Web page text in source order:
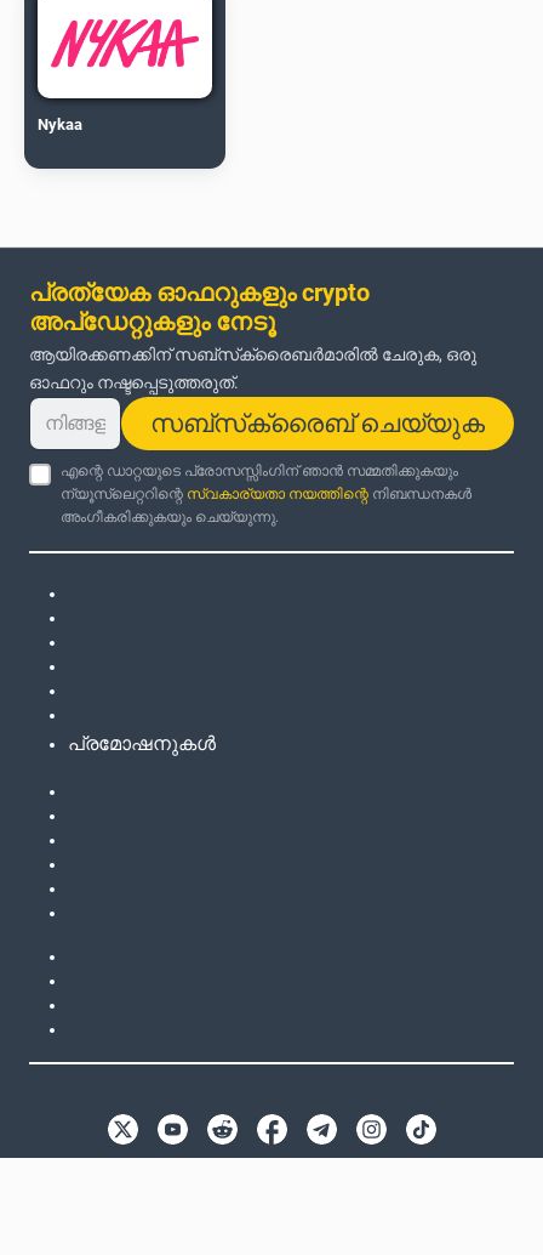
Nykaa
പ്രത്യേക ഓഫറുകളും crypto
അപ്‌ഡേറ്റുകളും നേടൂ
ആയിരക്കണക്കിന് സബ്‌സ്‌ക്രൈബർമാരിൽ ചേരുക, ഒരു
ഓഫറും നഷ്ടപ്പെടുത്തരുത്.
സബ്‌സ്‌ക്രൈബ് ചെയ്യുക
എന്റെ ഡാറ്റയുടെ പ്രോസസ്സിംഗിന് ഞാൻ സമ്മതിക്കുകയും
ന്യൂസ്‌ലെറ്ററിന്റെ സ്വകാര്യതാ നയത്തിന്റെ നിബന്ധനകൾ
അംഗീകരിക്കുകയും ചെയ്യുന്നു.
പ്രമോഷനുകൾ